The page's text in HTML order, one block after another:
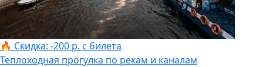
🔥 Скидка: -200 р. с билета
Теплоходная прогулка по рекам и каналам